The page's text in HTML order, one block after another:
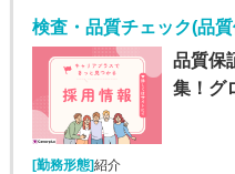
検査・品質チェック(品
品質保
集！グ
[勤務形態]紹介